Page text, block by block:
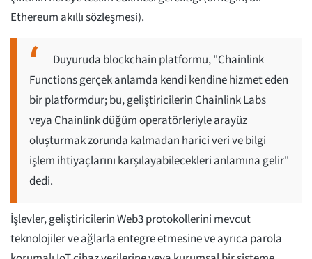
Ethereum akıllı sözleşmesi).
Duyuruda blockchain platformu, "Chainlink
Functions gerçek anlamda kendi kendine hizmet eden
bir platformdur; bu, geliştiricilerin Chainlink Labs
veya Chainlink düğüm operatörleriyle arayüz
oluşturmak zorunda kalmadan harici veri ve bilgi
işlem ihtiyaçlarını karşılayabilecekleri anlamına gelir"
dedi.
İşlevler, geliştiricilerin Web3 protokollerini mevcut
teknolojiler ve ağlarla entegre etmesine ve ayrıca parola